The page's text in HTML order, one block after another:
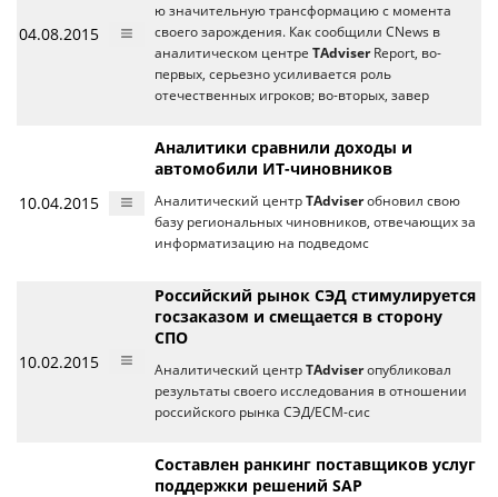
04.08.2015
ю значительную трансформацию с момента
своего зарождения. Как сообщили CNews в
аналитическом центре TAdviserReport, во-
первых, серьезно усиливается роль
отечественных игроков; во-вторых, завер
10.04.2015
Аналитики сравнили доходы и
автомобили ИТ-чиновников
Аналитический центр TAdviserобновил свою
базу региональных чиновников, отвечающих за
информатизацию на подведомс
10.02.2015
Российский рынок СЭД стимулируется
госзаказом и смещается в сторону
СПО
Аналитический центр TAdviserопубликовал
результаты своего исследования в отношении
российского рынка СЭД/ECM-сис
Составлен ранкинг поставщиков услуг
поддержки решений SAP